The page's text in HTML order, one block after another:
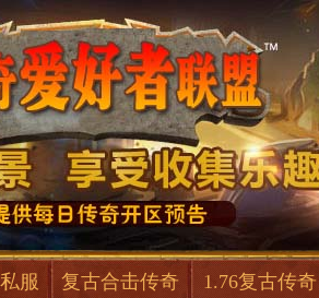
服 复古合击传奇 1.76复古传奇